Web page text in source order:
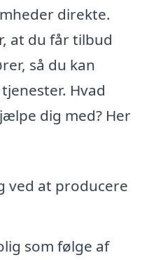
direkte.
at du får tilbud
så du kan
Hvad
dig med? Her
ved at producere
som følge af